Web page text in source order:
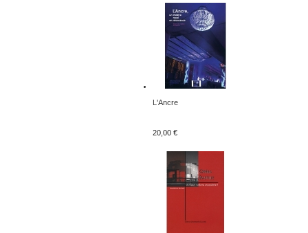
L'Ancre
20,00 €